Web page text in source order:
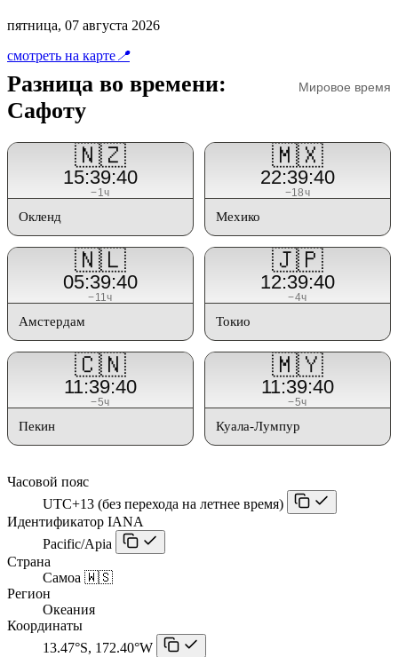
пятница, 07 августа 2026
смотреть на карте 📍
Разница во времени:
Сафоту
Мировое время
🇳🇿
15:39:40
−1ч
Окленд
🇲🇽
22:39:40
−18ч
Мехико
🇳🇱
05:39:40
−11ч
Амстердам
🇯🇵
12:39:40
−4ч
Токио
🇨🇳
11:39:40
−5ч
Пекин
🇲🇾
11:39:40
−5ч
Куала-Лумпур
Часовой пояс
UTC+13 (без перехода на летнее время)
Идентификатор IANA
Pacific/Apia
Страна
Самоа 🇼🇸
Регион
Океания
Координаты
13.47°S, 172.40°W